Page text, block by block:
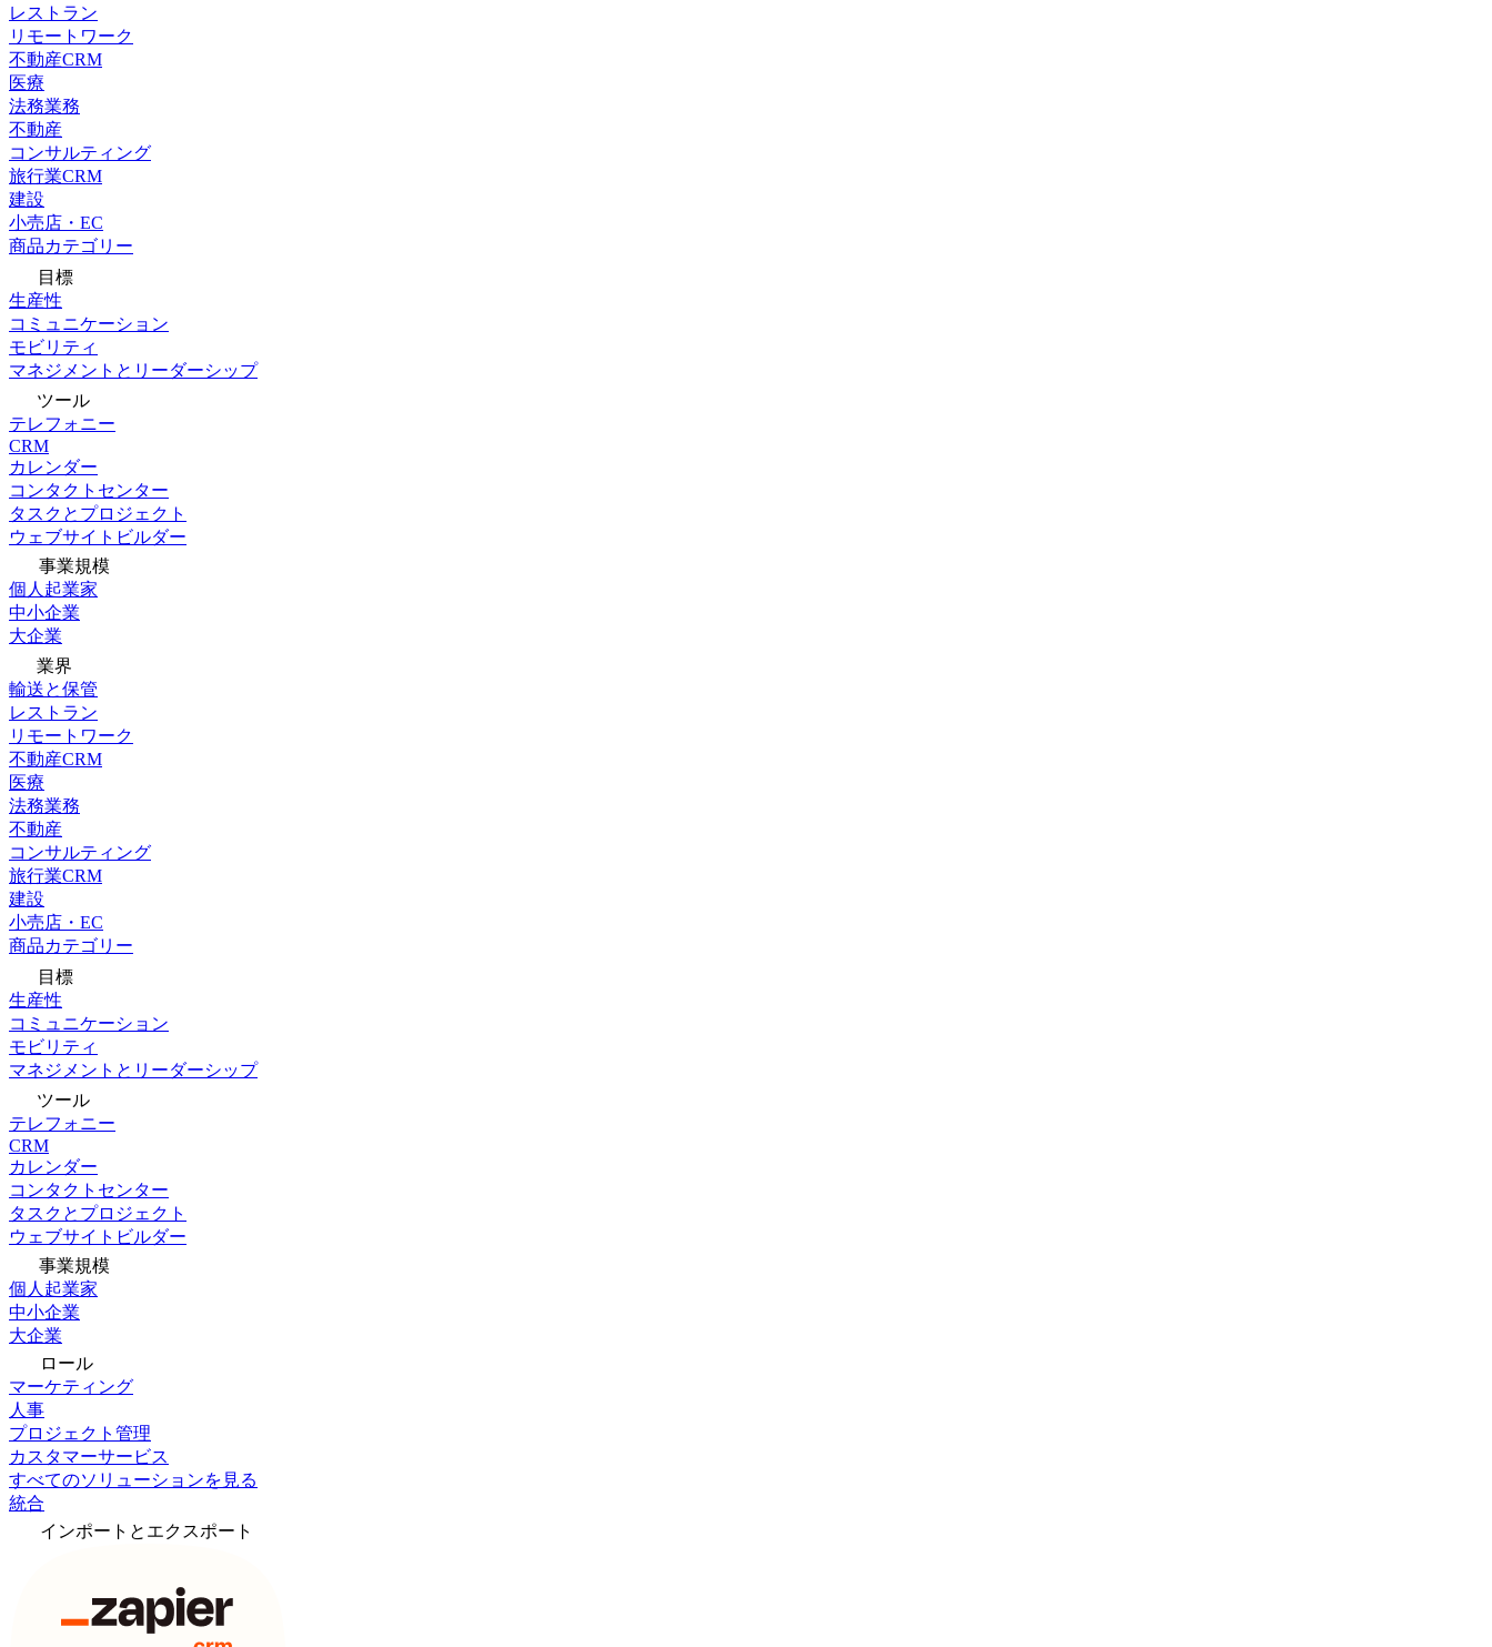
レストラン
リモートワーク
不動産CRM
医療
法務業務
不動産
コンサルティング
旅行業CRM
建設
小売店・EC
商品カテゴリー
目標
生産性
コミュニケーション
モビリティ
マネジメントとリーダーシップ
ツール
テレフォニー
CRM
カレンダー
コンタクトセンター
タスクとプロジェクト
ウェブサイトビルダー
事業規模
個人起業家
中小企業
大企業
業界
輸送と保管
レストラン
リモートワーク
不動産CRM
医療
法務業務
不動産
コンサルティング
旅行業CRM
建設
小売店・EC
商品カテゴリー
目標
生産性
コミュニケーション
モビリティ
マネジメントとリーダーシップ
ツール
テレフォニー
CRM
カレンダー
コンタクトセンター
タスクとプロジェクト
ウェブサイトビルダー
事業規模
個人起業家
中小企業
大企業
ロール
マーケティング
人事
プロジェクト管理
カスタマーサービス
すべてのソリューションを見る
統合
インポートとエクスポート